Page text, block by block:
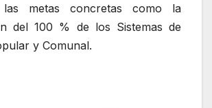
las metas concretas como la
del 100 % de los Sistemas de
y Comunal.